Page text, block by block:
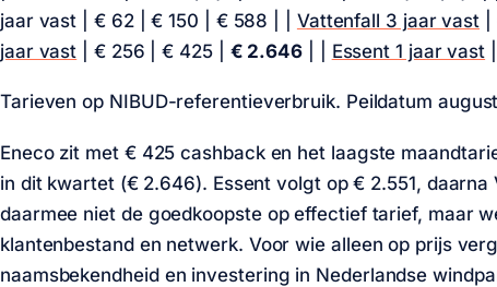
jaar vast | € 62|€ 150 € 588 Vattenfall 3 jaar vast
jaar vast
€ 256 |€ 425| € 2.646 Essent 1 jaar vast
Tarieven op NIBUD-referentieverbruik. Peildatum
Eneco zit met € 425 cashback en het laagste
in dit kwartet (€ 2.646). Essent volgt op€ 2.551, daarna
daarmee niet de goedkoopste op effectief tarief, maar
klantenbestand en netwerk. Voor wie alleen op prijs
naamsbekendheid en investering in Nederlandse